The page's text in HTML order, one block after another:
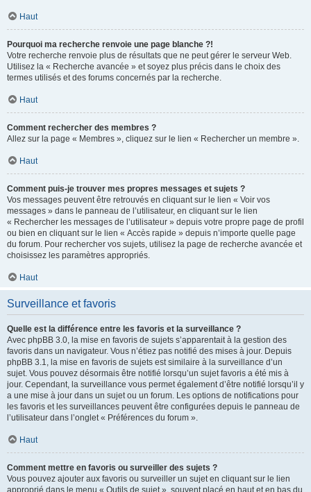
Haut
Pourquoi ma recherche renvoie une page blanche ?!
Votre recherche renvoie plus de résultats que ne peut gérer le serveur Web.
Utilisez la « Recherche avancée » et soyez plus précis dans le choix des
termes utilisés et des forums concernés par la recherche.
Haut
Comment rechercher des membres ?
Allez sur la page « Membres », cliquez sur le lien « Rechercher un membre ».
Haut
Comment puis-je trouver mes propres messages et sujets ?
Vos messages peuvent être retrouvés en cliquant sur le lien « Voir vos
messages » dans le panneau de l’utilisateur, en cliquant sur le lien
« Rechercher les messages de l’utilisateur » depuis votre propre page de profil
ou bien en cliquant sur le lien « Accès rapide » depuis n’importe quelle page
du forum. Pour rechercher vos sujets, utilisez la page de recherche avancée et
choisissez les paramètres appropriés.
Haut
Surveillance et favoris
Quelle est la différence entre les favoris et la surveillance ?
Avec phpBB 3.0, la mise en favoris de sujets s’apparentait à la gestion des
favoris dans un navigateur. Vous n’étiez pas notifié des mises à jour. Depuis
phpBB 3.1, la mise en favoris de sujets est similaire à la surveillance d’un
sujet. Vous pouvez désormais être notifié lorsqu’un sujet favoris a été mis à
jour. Cependant, la surveillance vous permet également d’être notifié lorsqu’il y
a une mise à jour dans un sujet ou un forum. Les options de notifications pour
les favoris et les surveillances peuvent être configurées depuis le panneau de
l’utilisateur dans l’onglet « Préférences du forum ».
Haut
Comment mettre en favoris ou surveiller des sujets ?
Vous pouvez ajouter aux favoris ou surveiller un sujet en cliquant sur le lien
approprié dans le menu « Outils de sujet », souvent placé en haut et en bas du